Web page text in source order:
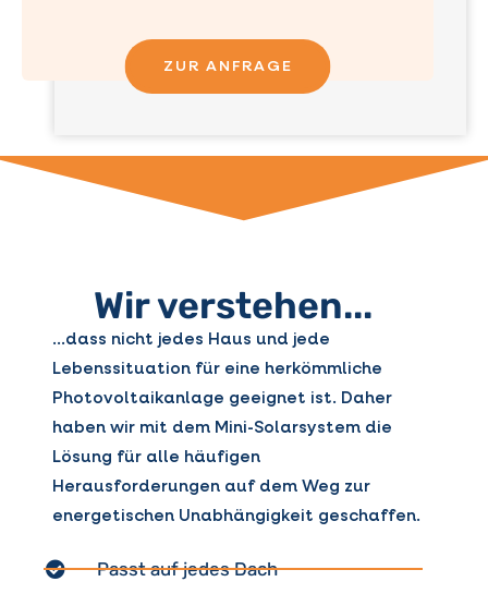
ZUR ANFRAGE
Wir verstehen...
…dass nicht jedes Haus und jede
Lebenssituation für eine herkömmliche
Photovoltaikanlage geeignet ist. Daher
haben wir mit dem Mini-Solarsystem die
Lösung für alle häufigen
Herausforderungen auf dem Weg zur
energetischen Unabhängigkeit geschaffen.
Passt auf jedes Dach